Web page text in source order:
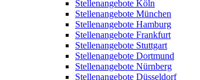
Stellenangebote Köln
Stellenangebote München
Stellenangebote Hamburg
Stellenangebote Frankfurt
Stellenangebote Stuttgart
Stellenangebote Dortmund
Stellenangebote Nürnberg
Stellenangebote Düsseldorf